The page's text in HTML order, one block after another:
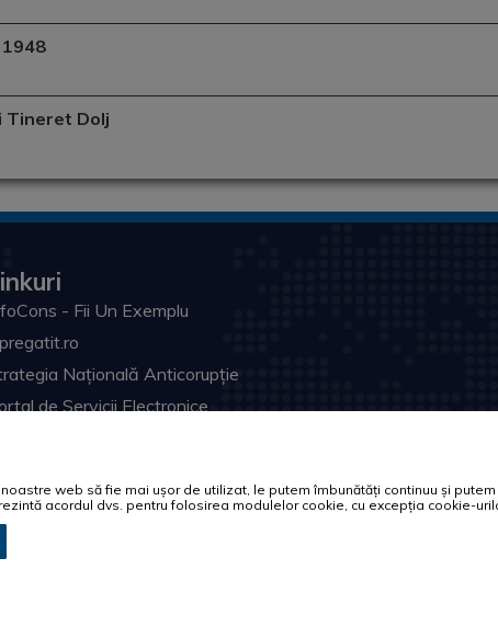
Tineret Dolj
- Fii Un Exemplu
Națională Anticorupție
de Servicii Electronice
din Craiova
Afacerilor Interne
Prefectului Dolj
Judeţean Dolj
web să fie mai ușor de utilizat, le putem îmbunătăți continuu și
acordul dvs. pentru folosirea modulelor cookie, cu excepția cookie-